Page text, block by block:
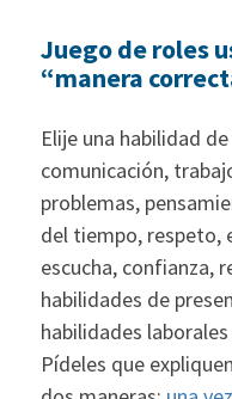
Juego de roles
“manera
Elije una habilidad
comunicación,
problemas,
del tiempo, respeto,
escucha, confianza,
habilidades de
habilidades
Pídeles que